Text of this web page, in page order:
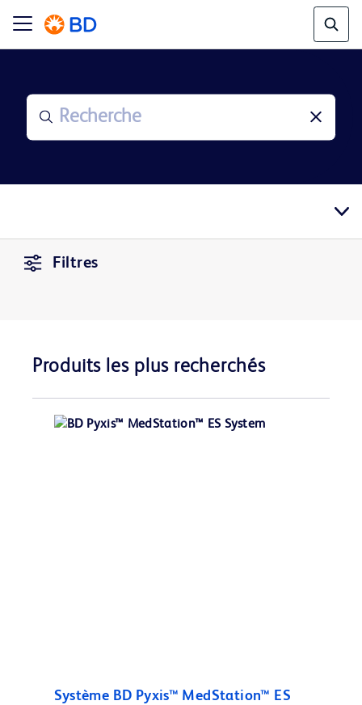
Filtres
Produits les plus recherchés
Système BD Pyxis™ MedStation™ ES